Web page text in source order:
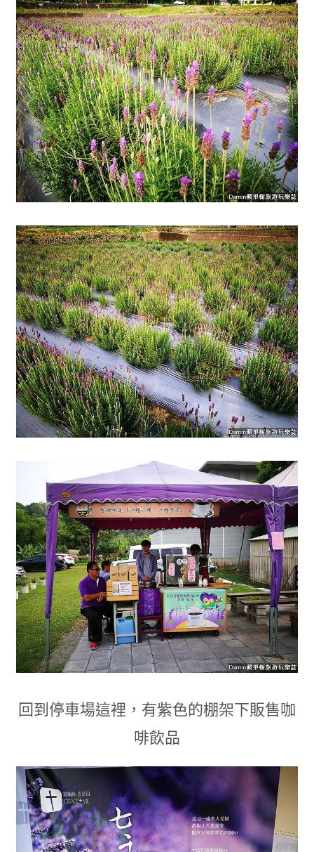
回到停車場這裡 ， 有紫色的棚架下販售咖
啡飲品